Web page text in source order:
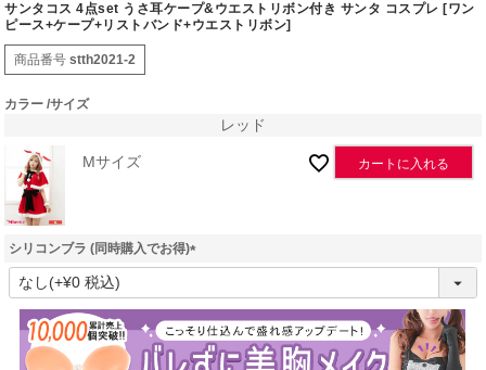
サンタコス 4点set うさ耳ケープ&ウエストリボン付き サンタ コスプレ [ワン
ピース+ケープ+リストバンド+ウエストリボン]
商品番号 stth2021-2
カラー サイズ
レッド
Mサイズ カートに入れる
シリコンブラ (同時購入でお得)
(
須
)